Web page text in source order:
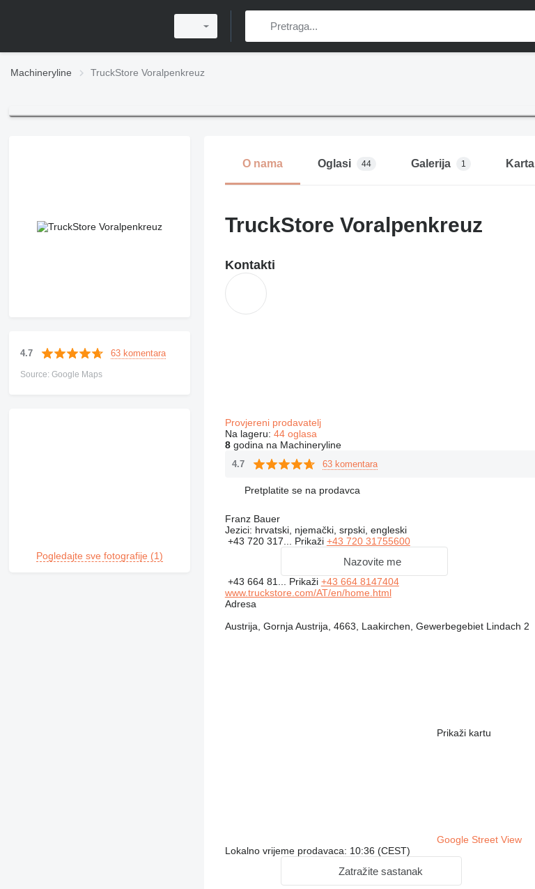
Machineryline TruckStore Voralpenkreuz
4.7 63 komentara
Source: Google Maps
Pogledajte sve fotografije (1)
O nama Oglasi 44 Galerija 1 Karta
TruckStore Voralpenkreuz
Kontakti
Provjereni prodavatelj
Na lageru: 44 oglasa
8godina na Machineryline
4.7 63 komentara
Pretplatite se na prodavca
Franz Bauer
Jezici: hrvatski, njemački, srpski, engleski
+43 720 317... Prikaži +43 720 31755600
Nazovite me
+43 664 81... Prikaži +43 664 8147404
www.truckstore.com/AT/en/home.html
Adresa
Austrija, Gornja Austrija, 4663, Laakirchen, Gewerbegebiet Lindach 2
Prikaži kartu
Google Street View
Lokalno vrijeme prodavaca: 10:36 (CEST)
Zatražite sastanak